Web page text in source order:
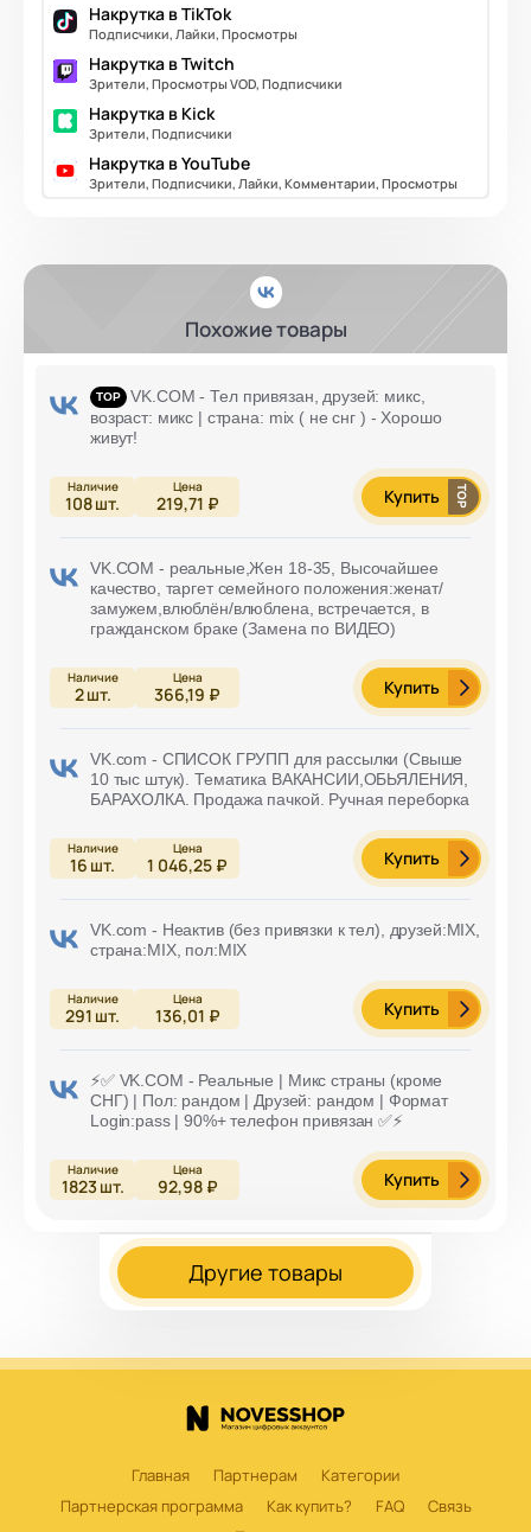
Накрутка в TikTok
Подписчики, Лайки, Просмотры
Накрутка в Twitch
Зрители, Просмотры VOD, Подписчики
Накрутка в Kick
Зрители, Подписчики
Накрутка в YouTube
Зрители, Подписчики, Лайки, Комментарии, Просмотры
Похожие товары
VK.COM - Тел привязан, друзей: микс,
возраст: микс | страна: mix ( не снг ) - Хорошо
живут!
108шт. 219,71 ₽ Купить
VK.COM - реальные,Жен 18-35, Высочайшее
качество, таргет семейного положения:женат/
замужем,влюблён/влюблена, встречается, в
гражданском браке (Замена по ВИДЕО)
2шт. 366,19 ₽ Купить
VK.com - СПИСОК ГРУПП для рассылки (Свыше
10 тыс штук). Тематика ВАКАНСИИ,ОБЬЯЛЕНИЯ,
БАРАХОЛКА. Продажа пачкой. Ручная переборка
16 шт. 1 046,25 ₽ Купить
VK.com - Неактив (без привязки к тел), друзей:MIX,
страна:MIX, пол:MIX
291 шт. 136,01 ₽ Купить
⚡️✅ VK.COM - Реальные | Микс страны (кроме
СНГ) | Пол: рандом | Друзей: рандом | Формат
Login:pass | 90%+ телефон привязан ✅⚡️
1823шт. 92,98 ₽ Купить
Другие товары
Главная Партнерам
Категории
Партнерская программа
Как купить? FAQ
Связь